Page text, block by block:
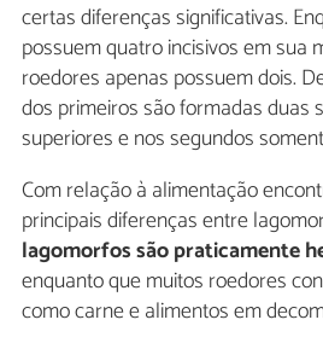
certas diferenças significativas.
possuem quatro incisivos em sua
roedores apenas possuem dois.
dos primeiros são formadas duas
superiores e nos segundos
Com relação à alimentação
principais diferenças entre
lagomorfos são praticamente
enquanto que muitos roedores
como carne e alimentos em